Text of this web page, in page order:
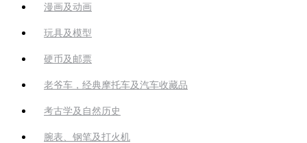
漫画及动画
玩具及模型
硬币及邮票
老爷车，经典摩托车及汽车收藏品
考古学及自然历史
腕表、钢笔及打火机